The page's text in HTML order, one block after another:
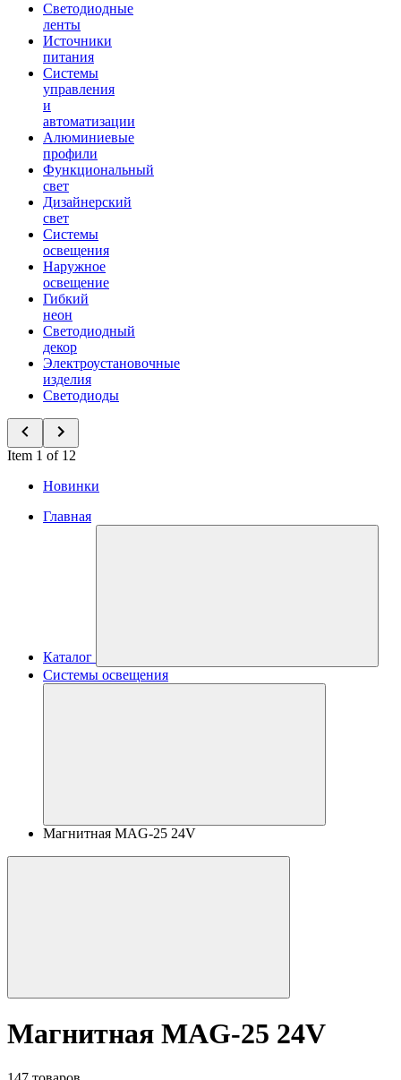
Светодиодные
ленты
Источники
питания
Системы
управления
и
автоматизации
Алюминиевые
профили
Функциональный
свет
Дизайнерский
свет
Системы
освещения
Наружное
освещение
Гибкий
неон
Светодиодный
декор
Электроустановочные
изделия
Светодиоды
Item 1 of 12
Новинки
Главная
Каталог
Системы освещения
Магнитная MAG-25 24V
Магнитная MAG-25 24V